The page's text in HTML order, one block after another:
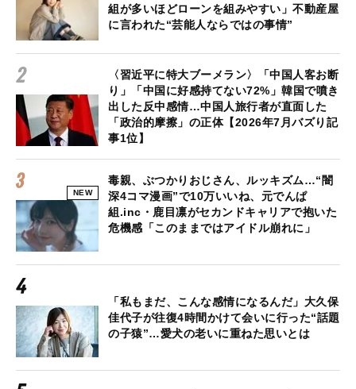
組が多いほどローンを組みやすい」不動産屋
に言われた“芸能人ならではの事情”
〈習近平に特大ブーメラン〉「中国人客お断
り」「中国に好感持てない72%」韓国で噴き
出した反中感情…中国人旅行者が直面した
「政治的摩擦」の正体【2026年7月バズり記
事1位】
NEW
毒親、ぶつかりおじさん、ルッキズム…“闇
深4コマ漫画”で10万いいね、元でんぱ
組.inc・鹿目凛がセカンドキャリアで抱いた
危機感「このままではアイドル崩れに」
「私もまだ、こんな感情になるんだ」大久保
佳代子が往復4時間かけて会いに行った“話題
の子猿”…愛犬の老いに重ねた思いとは